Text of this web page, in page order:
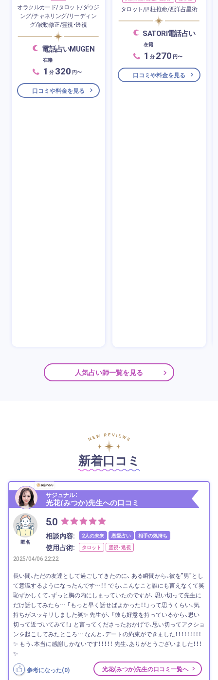
オラクルカード/タロット/ダウジ
ング/チャネリング/リーディン
グ/波動修正/霊視・透視
電話占いMUGEN
在籍
1 分 320 円〜
口コミや料金を見る
タロット/四柱推命/西洋占星術
SATORI電話占い
在籍
1 分 270 円〜
口コミや料金を見る
人気占い師一覧を見る
新着口コミ
サジュナル：
光花(みつか)先生への口コミ
匿名
5.0
相談内容: 2人の未来 恋愛占い 相手の気持ち
使用占術: タロット 霊視・透視
2025/04/06 22:22
長い間、ただの友達として過ごしてきたのに、 ある瞬間から、彼を"男"とし
て意識するようになったんです…！！ でも、こんなこと誰にも言えなくて笑
恥ずかしくて、ずっと胸の内にしまっていたのですが、 思い切って先生に
だけ話してみたら… 「もっと早く話せばよかった！！」って思うくらい、気
持ちがスッキリしました笑✨ 先生が、 「彼も好意を持っているから、思い
切って近づいてみて！」 と言ってくださったおかげで、思い切ってアクショ
ンを起こしてみたところ… なんと、デートの約束ができました！！！！！！！！！
✨ もう、本当に感謝しかないです！！！！！ 先生、ありがとうございました！！！
✨
参考になった(0) 光花(みつか)先生の口コミ一覧へ